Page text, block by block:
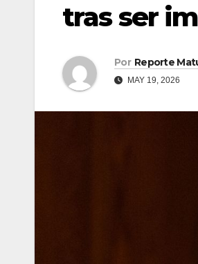
tras ser
Por Reporte
MAY 19, 2026